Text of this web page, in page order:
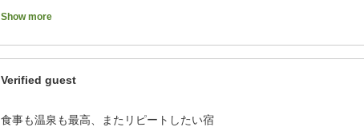
Show more
Verified guest
食事も温泉も最高、またリピートしたい宿